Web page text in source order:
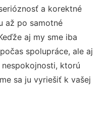
a korektné
až po samotné
aj my sme iba
spolupráce, ale aj
ktorú
sa ju vyriešiť k vašej